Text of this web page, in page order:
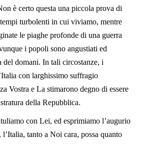
è certo questa una piccola prova di
turbolenti in cui viviamo, mentre
le piaghe profonde di una guerra
i popoli sono angustiati ed
del domani. In tali circostanze, i
con larghissimo suffragio
Vostra e La stimarono degno di essere
della Repubblica.
con Lei, ed esprimiamo l’augurio
tanto a Noi cara, possa quanto